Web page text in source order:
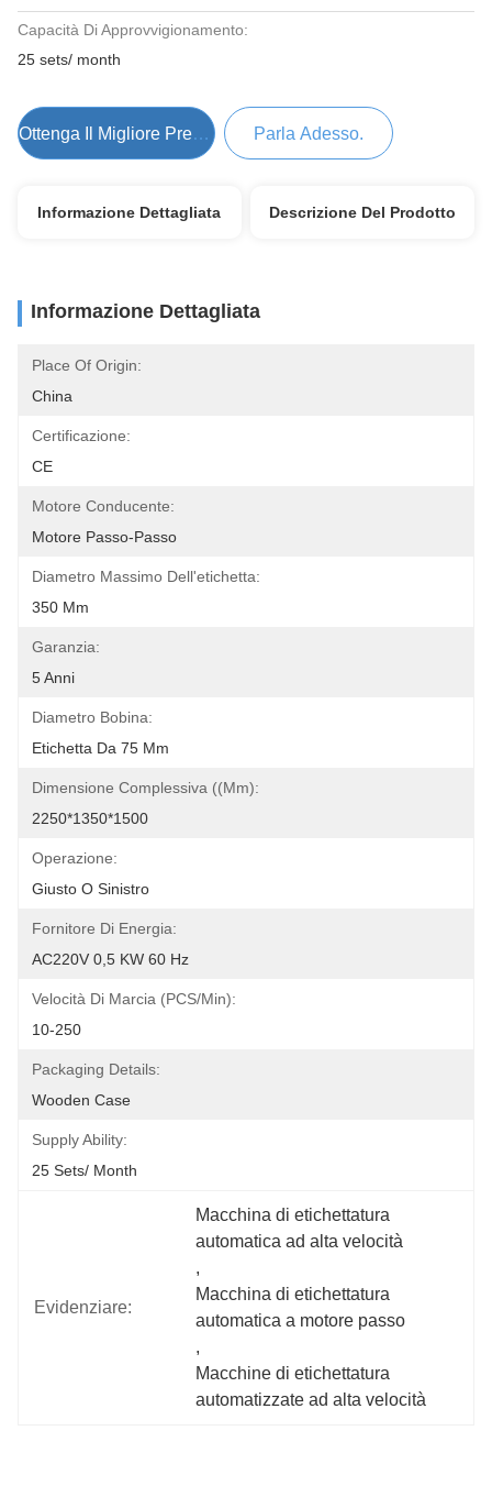
Capacità Di Approvvigionamento:
25 sets/ month
Ottenga Il Migliore Prezzo Parla Adesso.
Informazione Dettagliata Descrizione Del Prodotto
Informazione Dettagliata
Place Of Origin:
China
Certificazione:
CE
Motore Conducente:
Motore Passo-Passo
Diametro Massimo Dell'etichetta:
350 Mm
Garanzia:
5 Anni
Diametro Bobina:
Etichetta Da 75 Mm
Dimensione Complessiva ((mm):
2250*1350*1500
Operazione:
Giusto O Sinistro
Fornitore Di Energia:
AC220V 0,5 KW 60 Hz
Velocità Di Marcia (PCS/min):
10-250
Packaging Details:
Wooden Case
Supply Ability:
25 Sets/ Month
Evidenziare:
Macchina di etichettatura
automatica ad alta velocità
,
Macchina di etichettatura
automatica a motore passo
,
Macchine di etichettatura
automatizzate ad alta velocità